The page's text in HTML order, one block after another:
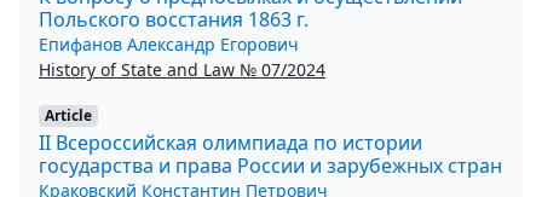
Польского восстания 1863 г.
Епифанов Александр Егорович
History of State and Law № 07/2024
Article
II Всероссийская олимпиада по истории
государства и права России и зарубежных стран
Краковский Константин Петрович